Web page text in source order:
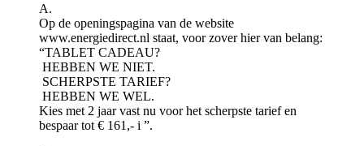
A.
Op de openingspagina van de website
www.energiedirect.nl staat, voor zover hier van belang:
“TABLET CADEAU?
HEBBEN WE NIET.
SCHERPSTE TARIEF?
HEBBEN WE WEL.
Kies met 2 jaar vast nu voor het scherpste tarief en
bespaar tot € 161,- i ”.